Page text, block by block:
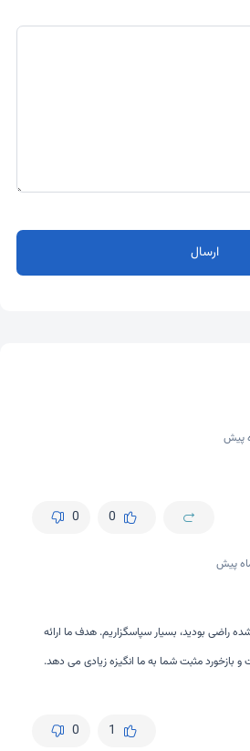
ارسال
0
0
شده راضی بودید، بسیار سپاسگزاریم. هدف ما ارائه
بازخورد مثبت شما به ما انگیزه زیادی می دهد.
1
0